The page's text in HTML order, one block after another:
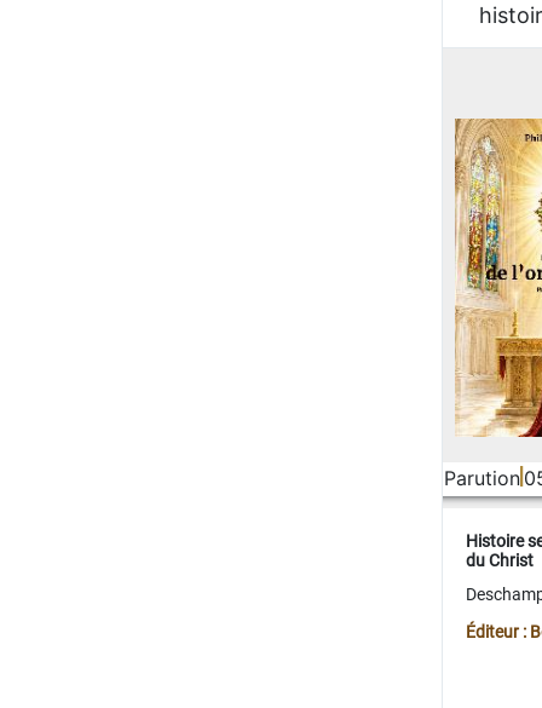
Parution
Histoire
du Christ
Éditeur :